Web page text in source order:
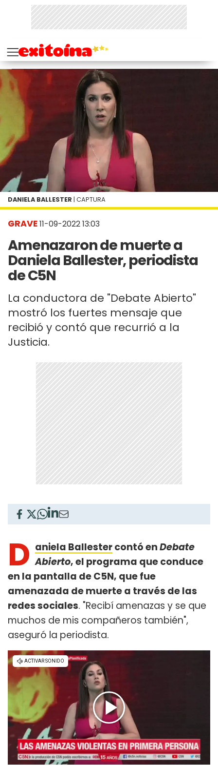
GRAVE11-09-2022 13:03
Amenazaron de muerte a
Daniela Ballester, periodista
de C5N
La conductora de "Debate Abierto"
mostró los fuertes mensaje que
recibió y contó que recurrió a la
Justicia.
DANIELA BALLESTER | CAPTURA
D aniela Ballestercontó enDebate
Abierto, el programa que conduce
en la pantalla de C5N, que fue
amenazada de muerte a través de las
redes sociales. "Recibí amenazas y se que
muchos de mis compañeros también",
aseguró la periodista.